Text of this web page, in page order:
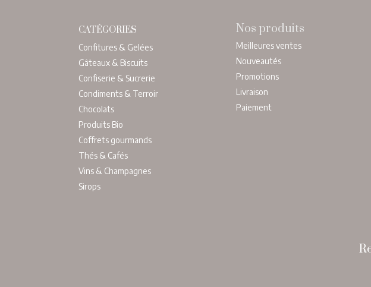
CATÉGORIES
Confitures & Gelées
Gâteaux & Biscuits
Confiserie & Sucrerie
Condiments & Terroir
Chocolats
Produits Bio
Coffrets gourmands
Thés & Cafés
Vins & Champagnes
Sirops
Nos produits
Meilleures ventes
Nouveautés
Promotions
Livraison
Paiement